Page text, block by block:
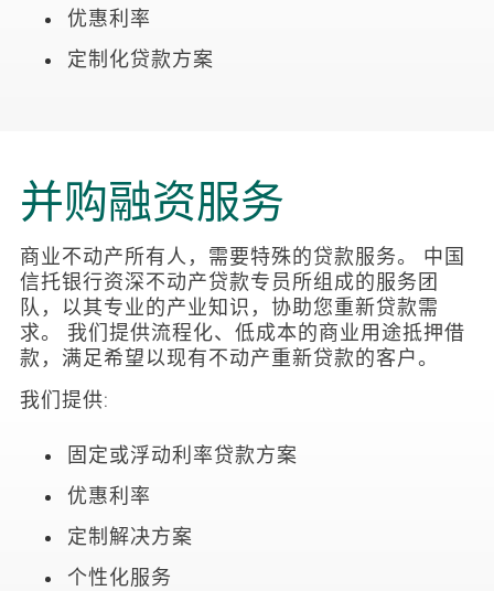
优惠利率
定制化贷款方案
并购融资服务
商业不动产所有人，需要特殊的贷款服务。 中国
信托银行资深不动产贷款专员所组成的服务团
队，以其专业的产业知识，协助您重新贷款需
求。 我们提供流程化、低成本的商业用途抵押借
款，满足希望以现有不动产重新贷款的客户。
我们提供:
固定或浮动利率贷款方案
优惠利率
定制解决方案
个性化服务